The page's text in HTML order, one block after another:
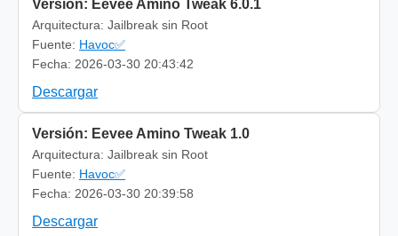
Versión: Eevee Amino Tweak 6.0.1
Arquitectura: Jailbreak sin Root
Fuente: Havoc✅
Fecha: 2026-03-30 20:43:42
Descargar
Versión: Eevee Amino Tweak 1.0
Arquitectura: Jailbreak sin Root
Fuente: Havoc✅
Fecha: 2026-03-30 20:39:58
Descargar